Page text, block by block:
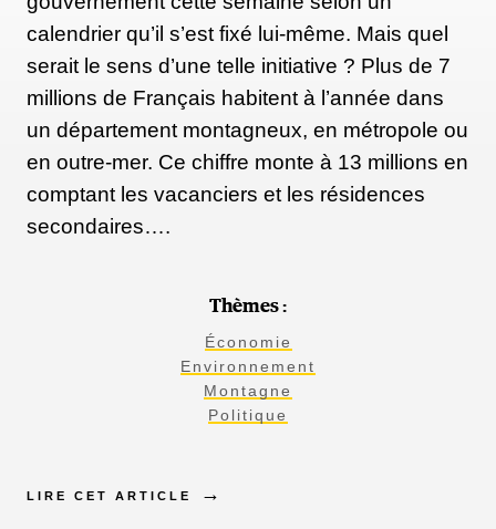
calendrier qu’il s’est fixé lui-même. Mais quel
serait le sens d’une telle initiative ? Plus de 7
millions de Français habitent à l’année dans
un département montagneux, en métropole ou
en outre-mer. Ce chiffre monte à 13 millions en
comptant les vacanciers et les résidences
secondaires….
Thèmes :
Économie
Environnement
Montagne
Politique
LIRE CET ARTICLE